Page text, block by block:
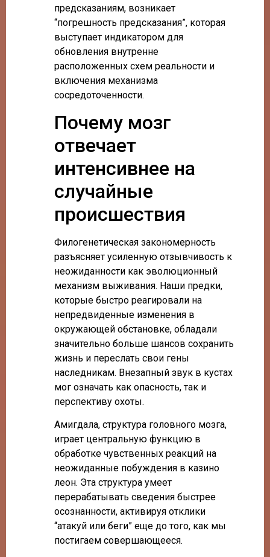
предсказаниям, возникает
“погрешность предсказания”, которая
выступает индикатором для
обновления внутренне
расположенных схем реальности и
включения механизма
сосредоточенности.
Почему мозг
отвечает
интенсивнее на
случайные
происшествия
Филогенетическая закономерность
разъясняет усиленную отзывчивость к
неожиданности как эволюционный
механизм выживания. Наши предки,
которые быстро реагировали на
непредвиденные изменения в
окружающей обстановке, обладали
значительно больше шансов сохранить
жизнь и переслать свои гены
наследникам. Внезапный звук в кустах
мог означать как опасность, так и
перспективу охоты.
Амигдала, структура головного мозга,
играет центральную функцию в
обработке чувственных реакций на
неожиданные побуждения в казино
леон. Эта структура умеет
перерабатывать сведения быстрее
осознанности, активируя отклики
“атакуй или беги” еще до того, как мы
постигаем совершающееся.